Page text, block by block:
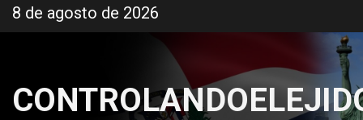
al
8 de agosto de 2026